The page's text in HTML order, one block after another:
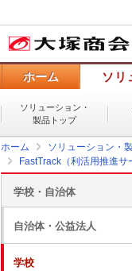
ホーム ソリ
ソリューション・
製品トップ
ホーム ソリューション・
FastTrack（利活用推進サ
学校・自治体
自治体・公益法人
学校